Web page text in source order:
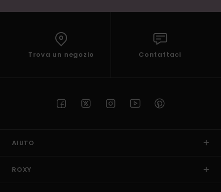
Trova un negozio Contattaci
AIUTO
ROXY